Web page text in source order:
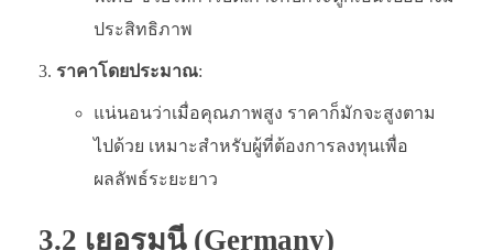
ประสิทธิภาพ
ราคาโดยประมาณ:
แน่นอนว่าเมื่อคุณภาพสูง ราคาก็มักจะสูงตาม
ไปด้วย เหมาะสำหรับผู้ที่ต้องการลงทุนเพื่อ
ผลลัพธ์ระยะยาว
3.2 เยอรมนี (Germany)